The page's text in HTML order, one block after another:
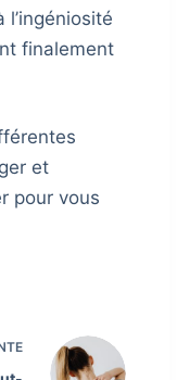
finalement
et
pour vous